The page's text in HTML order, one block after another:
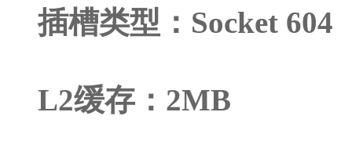
插槽类型：Socket 604
L2缓存：2MB